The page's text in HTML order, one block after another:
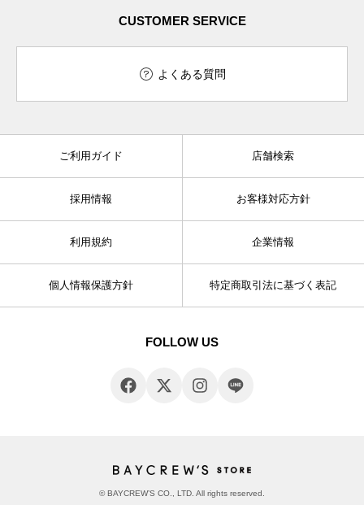
CUSTOMER SERVICE
よくある質問
ご利用ガイド 店舗検索
採用情報 お客様対応方針
利用規約 企業情報
個人情報保護方針 特定商取引法に基づく表記
FOLLOW US
© BAYCREW’S CO., LTD. All rights reserved.